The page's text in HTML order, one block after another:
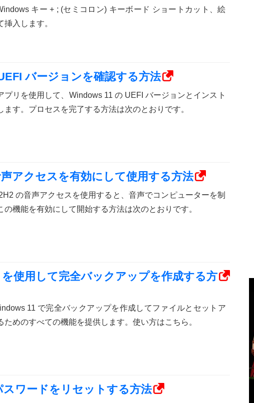
キー + ; (セミコロン) キーボード ショートカット、絵
入します。
バージョンを確認する方法
プリを使用して、Windows 11 の UEFI バージョンとインスト
ます。プロセスを完了する方法は次のとおりです。
アクセスを有効にして使用する方法
の音声アクセスを使用すると、音声でコンピューターを制
の機能を有効にして開始する方法は次のとおりです。
使用して完全バックアップを作成する方
11 で完全バックアップを作成してファイルとセットア
ためのすべての機能を提供します。使い方はこちら。
ワードをリセットする方法